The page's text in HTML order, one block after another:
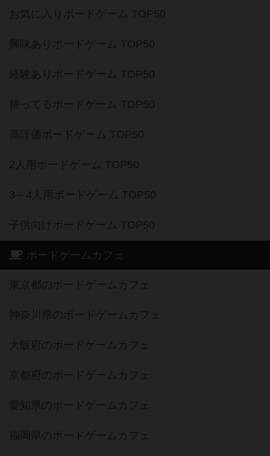
お気に入りボードゲーム TOP50
興味ありボードゲーム TOP50
経験ありボードゲーム TOP50
持ってるボードゲーム TOP50
高評価ボードゲーム TOP50
2人用ボードゲーム TOP50
3～4人用ボードゲーム TOP50
子供向けボードゲーム TOP50
ボードゲームカフェ
東京都のボードゲームカフェ
神奈川県のボードゲームカフェ
大阪府のボードゲームカフェ
京都府のボードゲームカフェ
愛知県のボードゲームカフェ
福岡県のボードゲームカフェ